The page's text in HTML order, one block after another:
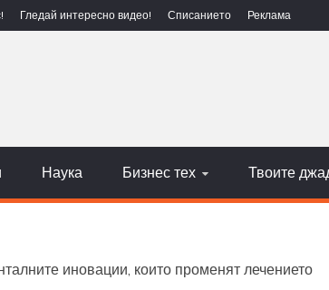
Гледай интересно видео! Списанието Реклама
Наука Бизнес тех Твоите
иновации, които променят лечението